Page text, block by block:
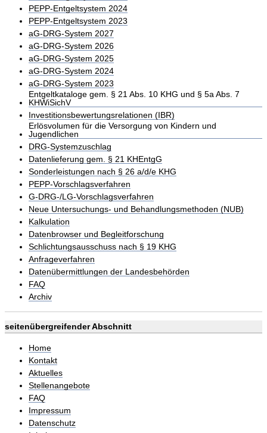
PEPP-Entgeltsystem 2024
PEPP-Entgeltsystem 2023
aG-DRG-System 2027
aG-DRG-System 2026
aG-DRG-System 2025
aG-DRG-System 2024
aG-DRG-System 2023
Entgeltkataloge gem. § 21 Abs. 10 KHG und § 5a Abs. 7
KHWiSichV
Investitionsbewertungsrelationen (IBR)
Erlösvolumen für die Versorgung von Kindern und
Jugendlichen
DRG-Systemzuschlag
Datenlieferung gem. § 21 KHEntgG
Sonderleistungen nach § 26 a/d/e KHG
PEPP-Vorschlagsverfahren
G-DRG-/LG-Vorschlagsverfahren
Neue Untersuchungs- und Behandlungsmethoden (NUB)
Kalkulation
Datenbrowser und Begleitforschung
Schlichtungsausschuss nach § 19 KHG
Anfrageverfahren
Datenübermittlungen der Landesbehörden
FAQ
Archiv
seitenübergreifender Abschnitt
Home
Kontakt
Aktuelles
Stellenangebote
FAQ
Impressum
Datenschutz